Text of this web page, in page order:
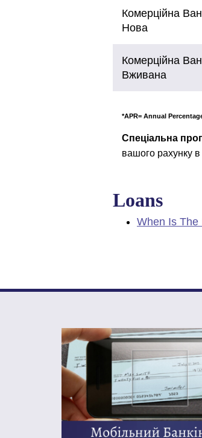
Комерційна
Нова
Комерційна
Вживана
*APR= Annual
Спеціальна
вашого рахунку
Loans
When Is The